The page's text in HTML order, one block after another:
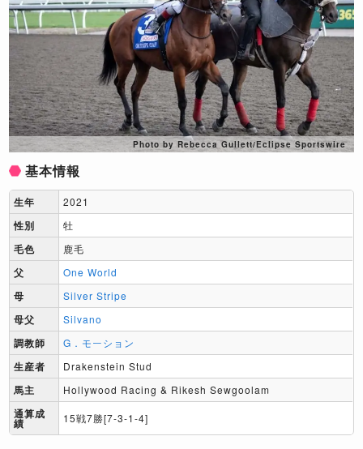
Photo by Rebecca Gullett/Eclipse Sportswire
基本情報
生年 2021
性別 牡
毛色 鹿毛
父 One World
母 Silver Stripe
母父 Silvano
調教師 G．モーション
生産者 Drakenstein Stud
馬主 Hollywood Racing & Rikesh Sewgoolam
通算成
績 15戦7勝[7-3-1-4]